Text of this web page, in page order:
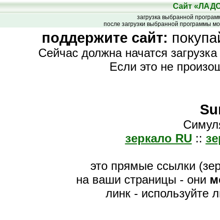
Сайт
загрузка выбранной
после загрузки выбранной программы
поддержите сайт:
Сейчас должна начатся
Если это не
зеркало RU ::
это прямые ссылки
на ваши страницы - они
линк - используйте